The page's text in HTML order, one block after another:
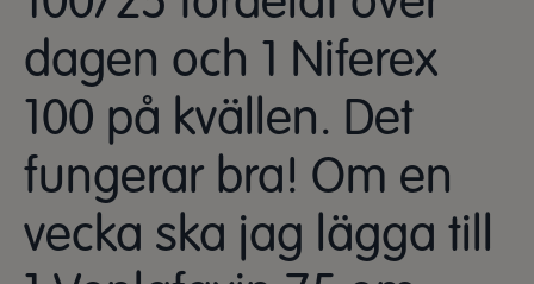
dagen och 1 Niferex
100 på kvällen. Det
fungerar bra! Om en
vecka ska jag lägga till